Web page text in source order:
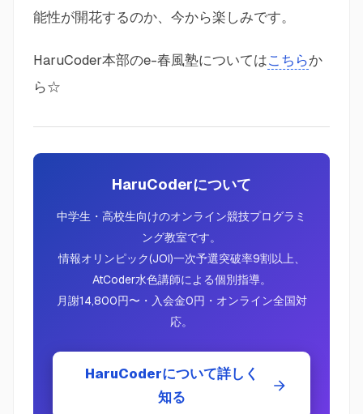
能性が開花するのか、今から楽しみです。
HaruCoder本部のe-春風塾についてはこちらか
ら☆
HaruCoderについて
中学生・高校生向けのオンライン競技プログラミ
ング教室です。
情報オリンピック(JOI)一次予選突破率9割以上、
AtCoder水色講師による個別指導。
月謝14,800円〜・入会金0円・オンライン全国対
応。
HaruCoderについて詳しく
知る